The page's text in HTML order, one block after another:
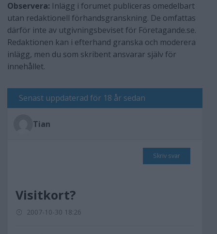
Observera: Inlägg i forumet publiceras omedelbart
utan redaktionell förhandsgranskning. De omfattas
därför inte av utgivningsbeviset för Företagande.se.
Redaktionen kan i efterhand granska och moderera
inlägg, men du som skribent ansvarar själv för
innehållet.
Senast uppdaterad för 18 år sedan
Tian
Skriv svar
Visitkort?
2007-10-30 18:26